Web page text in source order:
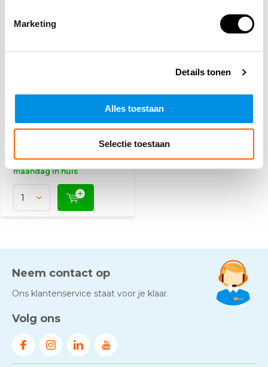
Marketing
Details tonen
Alles toestaan
Selectie toestaan
Oorbescherming Plus
Voor 15:00 besteld,
maandag in huis
Neem contact op
Ons klantenservice staat voor je klaar.
Volg ons